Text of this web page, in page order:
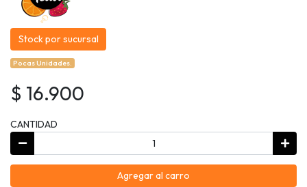
Stock por sucursal
Pocas Unidades.
$ 16.900
CANTIDAD
Agregar al carro